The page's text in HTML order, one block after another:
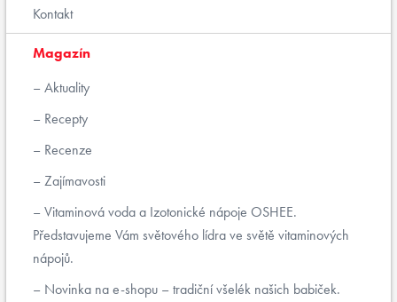
Kontakt
Magazín
Aktuality
Recepty
Recenze
Zajímavosti
Vitaminová voda a Izotonické nápoje OSHEE.
Představujeme Vám světového lídra ve světě vitaminových
nápojů.
Novinka na e-shopu – tradiční všelék našich babiček.